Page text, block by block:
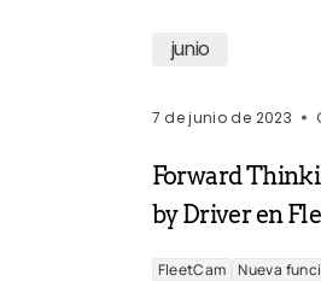
junio
7 de junio de 2023
Forward
by Driver en
FleetCam Nueva